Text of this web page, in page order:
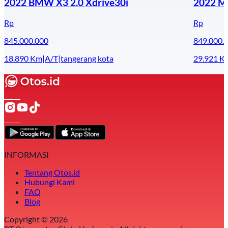
2022 BMW X3 2.0 Xdrive30i
Rp
845.000.000
18.890 Km|A/T|tangerang kota
2022
Rp
29.921
INFORMASI
Tentang Otos.id
Hubungi Kami
FAQ
Blog
Copyright © 2026